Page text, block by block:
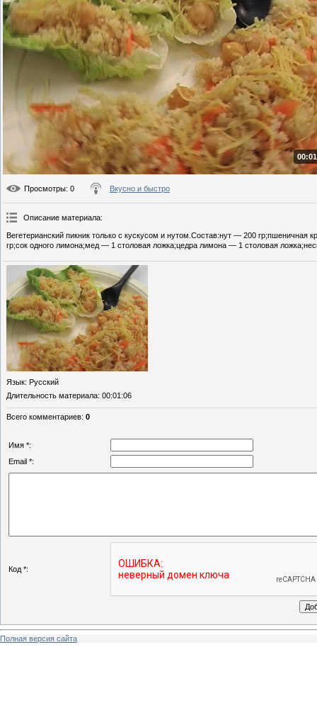
Просмотры: 0 Вкусно и быстро
Описание материала:
Вегетерианский пикник только с кускусом и нутом.Состав:нут — 200
гр;сок одного лимона;мед — 1 столовая ложка;цедра лимона — 1 столовая
Язык: Русский
Длительность материала: 00:01:06
Всего комментариев: 0
Имя *:
Email *:
Код *:
Полная версия сайта